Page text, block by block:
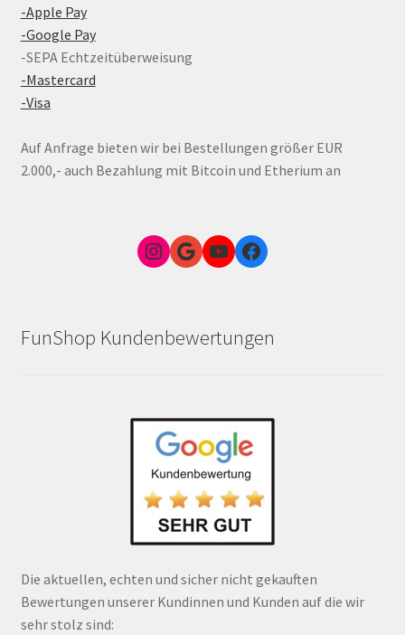
-Apple Pay
-Google Pay
-SEPA Echtzeitüberweisung
-Mastercard
-Visa
Auf Anfrage bieten wir bei Bestellungen größer EUR
2.000,- auch Bezahlung mit Bitcoin und Etherium an
Instagram
Google Link zum FunShop WienYouTubeFacebook
FunShop Kundenbewertungen
Die aktuellen, echten und sicher nicht gekauften
Bewertungen unserer Kundinnen und Kunden auf die wir
sehr stolz sind: